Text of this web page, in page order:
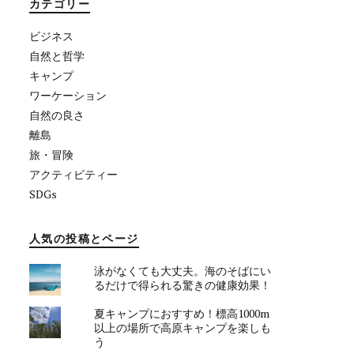
カテゴリー
ビジネス
自然と哲学
キャンプ
ワーケーション
自然の良さ
離島
旅・冒険
アクティビティー
SDGs
人気の投稿とページ
泳がなくても大丈夫。海のそばにい
るだけで得られる驚きの健康効果！
夏キャンプにおすすめ！標高1000m
以上の場所で高原キャンプを楽しも
う